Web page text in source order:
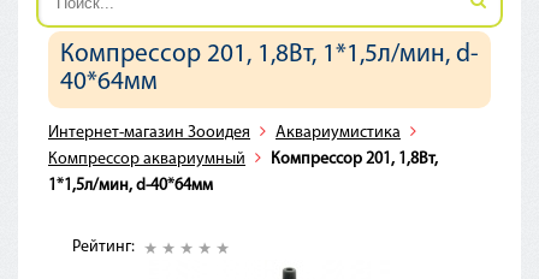
Компрессор 201, 1,8Вт, 1*1,5л/мин, d-
40*64мм
Интернет-магазин Зооидея
Аквариумистика
Компрессор аквариумный
Компрессор 201, 1,8Вт,
1*1,5л/мин, d-40*64мм
Рейтинг: